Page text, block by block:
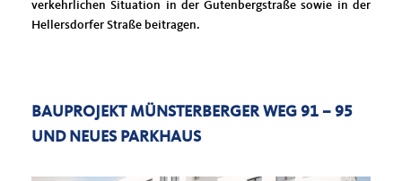
verkehrlichen Situation in der Gutenbergstraße sowie in der
Hellersdorfer Straße beitragen.
BAUPROJEKT MÜNSTERBERGER WEG 91 – 95
UND NEUES PARKHAUS